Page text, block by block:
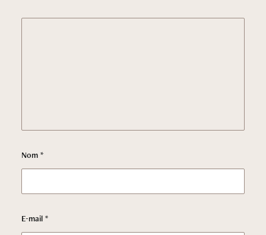
Mention légales
Nom *
E-mail *